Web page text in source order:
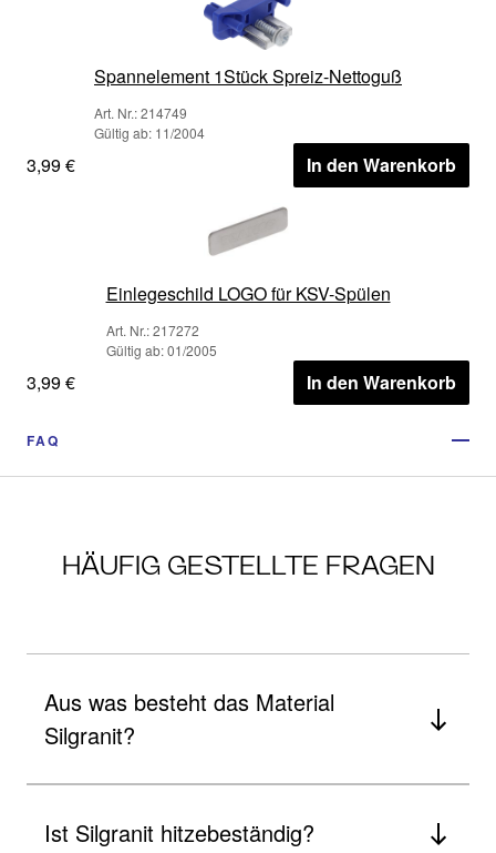
Spannelement 1Stück Spreiz-Nettoguß
Art. Nr.: 214749
Gültig ab: 11/2004
3,99 € In den Warenkorb
Einlegeschild LOGO für KSV-Spülen
Art. Nr.: 217272
Gültig ab: 01/2005
3,99 € In den Warenkorb
FAQ
HÄUFIG GESTELLTE FRAGEN
Aus was besteht das Material
Silgranit?
Ist Silgranit hitzebeständig?